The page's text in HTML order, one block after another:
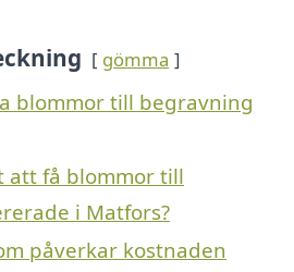
gömma
blommor till begravning
att få blommor till
i Matfors?
påverkar kostnaden